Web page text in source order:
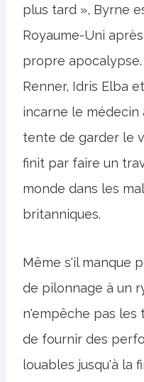
plus tard », Byrne
Royaume-Uni
propre
Renner, Idris Elba
incarne le médecin
tente de garder le
finit par faire un
monde dans les
britanniques.
Même s'il manque
de pilonnage à un
n'empêche pas les
de fournir des
louables jusqu'à la